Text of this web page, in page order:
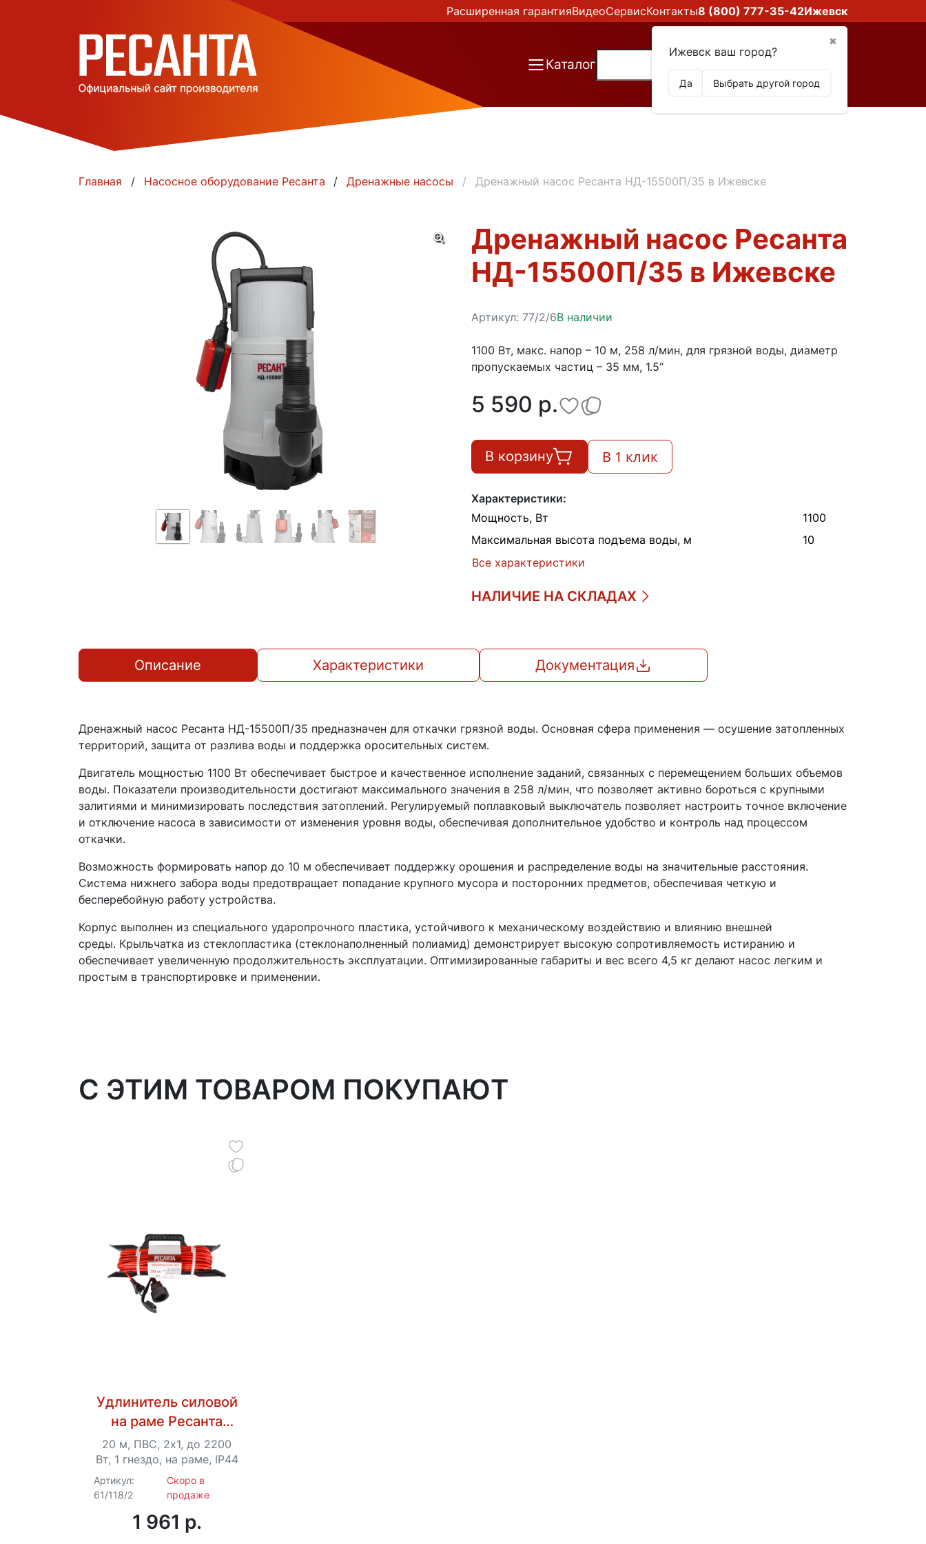
Расширенная гарантияВидеоСервисКонтакты8 (800) 777-35-42Ижевск
✖
Ижевск ваш город?
Да Выбрать другой город
Каталог
Главная Насосное оборудование Ресанта Дренажные насосы Дренажный насос Ресанта НД-15500П/35 в Ижевске
Дренажный насос Ресанта
НД-15500П/35 в Ижевске
Артикул: 77/2/6В наличии
1100 Вт, макс. напор – 10 м, 258 л/мин, для грязной воды, диаметр
пропускаемых частиц – 35 мм, 1.5“
5 590 p.
В корзину В 1 клик
Характеристики:
Мощность, Вт
1100
Максимальная высота подъема воды, м
10
Все характеристики
НАЛИЧИЕ НА СКЛАДАХ
Описание Характеристики Документация
Дренажный насос Ресанта НД-15500П/35 предназначен для откачки грязной воды. Основная сфера применения — осушение затопленных
территорий, защита от разлива воды и поддержка оросительных систем.
Двигатель мощностью 1100 Вт обеспечивает быстрое и качественное исполнение заданий, связанных с перемещением больших объемов
воды. Показатели производительности достигают максимального значения в 258 л/мин, что позволяет активно бороться с крупными
залитиями и минимизировать последствия затоплений. Регулируемый поплавковый выключатель позволяет настроить точное включение
и отключение насоса в зависимости от изменения уровня воды, обеспечивая дополнительное удобство и контроль над процессом
откачки.
Возможность формировать напор до 10 м обеспечивает поддержку орошения и распределение воды на значительные расстояния.
Система нижнего забора воды предотвращает попадание крупного мусора и посторонних предметов, обеспечивая четкую и
бесперебойную работу устройства.
Корпус выполнен из специального ударопрочного пластика, устойчивого к механическому воздействию и влиянию внешней
среды. Крыльчатка из стеклопластика (стеклонаполненный полиамид) демонстрирует высокую сопротивляемость истиранию и
обеспечивает увеличенную продолжительность эксплуатации. Оптимизированные габариты и вес всего 4,5 кг делают насос легким и
простым в транспортировке и применении.
C ЭТИМ ТОВАРОМ ПОКУПАЮТ
Удлинитель силовой
на раме Ресанта
СУ-2х1-20/1 (IP44)
20 м, ПВС, 2х1, до 2200
Вт, 1 гнездо, на раме, IP44
Артикул:
61/118/2
Скоро в
продаже
1 961 p.